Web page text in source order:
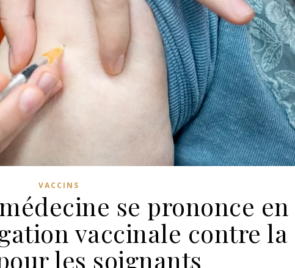
VACCINS
se prononce en
vaccinale contre la
les soignants